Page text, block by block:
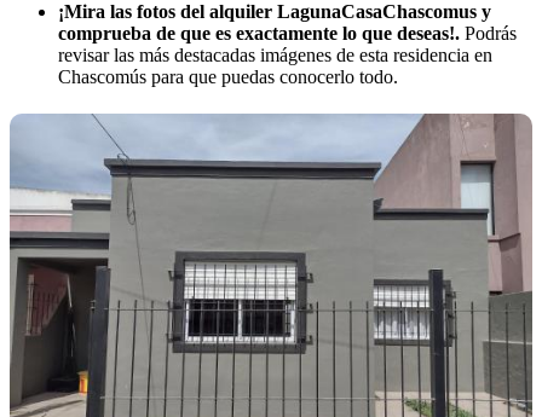
¡Mira las fotos del alquiler LagunaCasaChascomus y
comprueba de que es exactamente lo que deseas!. Podrás
revisar las más destacadas imágenes de esta residencia en
Chascomús para que puedas conocerlo todo.